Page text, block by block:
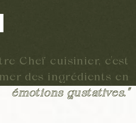
Chef cuisinier, c’est
des ingrédients en
émotions gustatives.”